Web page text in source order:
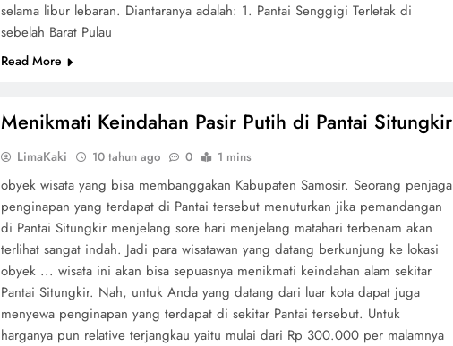
selama libur lebaran. Diantaranya adalah: 1. Pantai Senggigi Terletak di
sebelah Barat Pulau
Read More
Menikmati Keindahan Pasir Putih di Pantai Situngkir
LimaKaki 10 tahun ago 0 1 mins
obyek wisata yang bisa membanggakan Kabupaten Samosir. Seorang penjaga
penginapan yang terdapat di Pantai tersebut menuturkan jika pemandangan
di Pantai Situngkir menjelang sore hari menjelang matahari terbenam akan
terlihat sangat indah. Jadi para wisatawan yang datang berkunjung ke lokasi
obyek ... wisata ini akan bisa sepuasnya menikmati keindahan alam sekitar
Pantai Situngkir. Nah, untuk Anda yang datang dari luar kota dapat juga
menyewa penginapan yang terdapat di sekitar Pantai tersebut. Untuk
harganya pun relative terjangkau yaitu mulai dari Rp 300.000 per malamnya